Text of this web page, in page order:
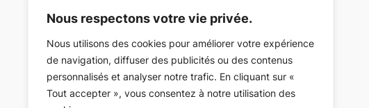
Nous respectons votre vie privée.
Nous utilisons des cookies pour améliorer votre expérience
de navigation, diffuser des publicités ou des contenus
personnalisés et analyser notre trafic. En cliquant sur «
Tout accepter », vous consentez à notre utilisation des
81000 Albi
05 63 54 73 36